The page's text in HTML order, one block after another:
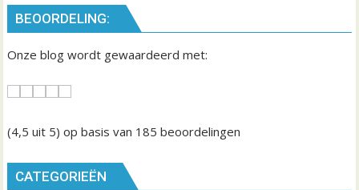
h
t
n
v
g
a
BEOORDELING:
Onze blog wordt gewaardeerd met:
(4,5 uit 5) op basis van 185 beoordelingen
CATEGORIEËN